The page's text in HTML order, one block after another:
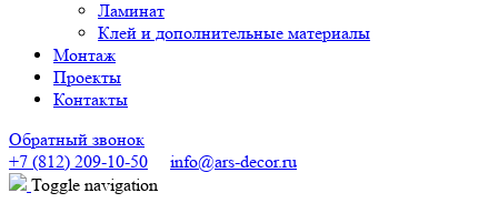
Ламинат
Клей и дополнительные материалы
Монтаж
Проекты
Контакты
Обратный звонок
+7 (812) 209-10-50
info@ars-decor.ru
Toggle navigation